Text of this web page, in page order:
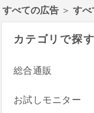
すべての広告 ＞ すべ
カテゴリで探す
総合通販
お試しモニター